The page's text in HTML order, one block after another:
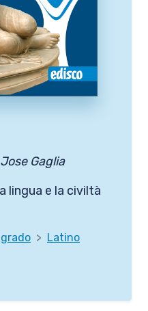
Gaglia
lingua e la civiltà
Latino